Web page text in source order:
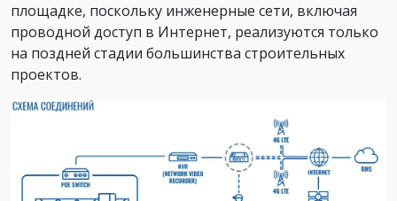
площадке, поскольку инженерные сети, включая
проводной доступ в Интернет, реализуются только
на поздней стадии большинства строительных
проектов.